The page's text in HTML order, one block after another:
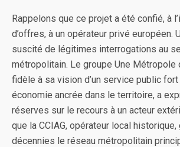
Rappelons que ce projet a été confié, à
d’offres, à un opérateur privé européen.
suscité de légitimes interrogations au
métropolitain. Le groupe Une Métropole
fidèle à sa vision d’un service public fort
économie ancrée dans le territoire, a
réserves sur le recours à un acteur
que la CCIAG, opérateur local
décennies le réseau métropolitain